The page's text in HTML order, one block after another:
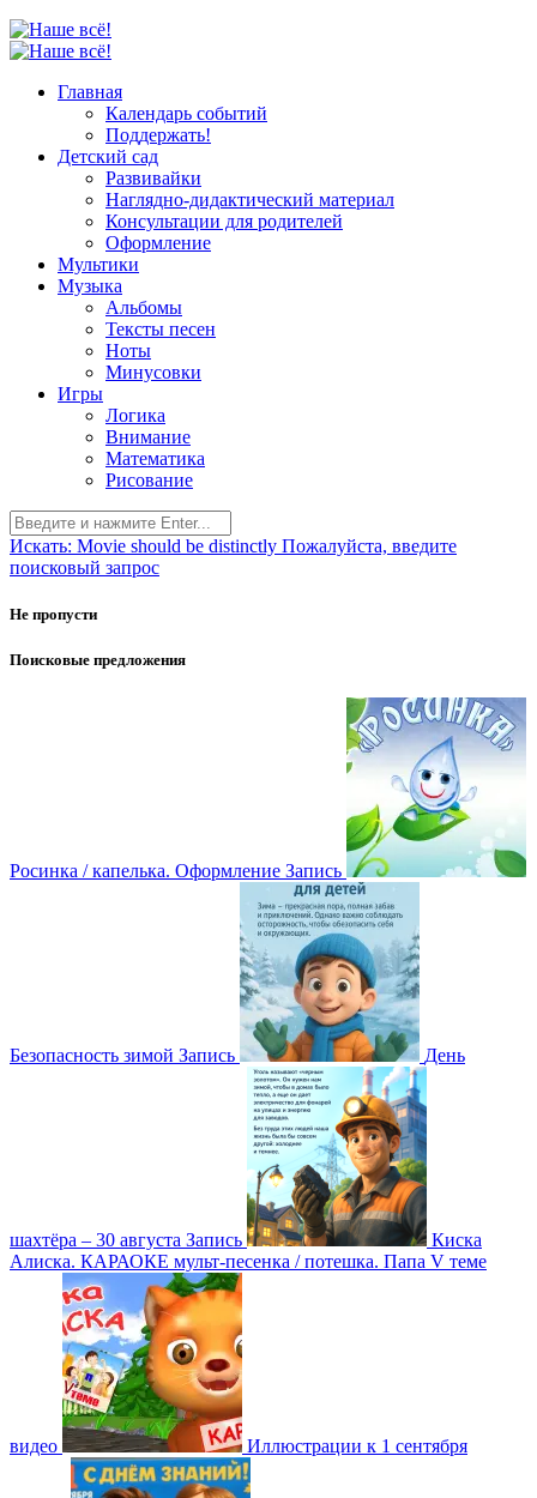
Главная
Календарь событий
Поддержать!
Детский сад
Развивайки
Наглядно-дидактический материал
Консультации для родителей
Оформление
Мультики
Музыка
Альбомы
Тексты песен
Ноты
Минусовки
Игры
Логика
Внимание
Математика
Рисование
Искать: Movie should be distinctly Пожалуйста, введите
поисковый запрос
Не пропусти
Поисковые предложения
Росинка / капелька. Оформление Запись
Безопасность зимой Запись День
шахтёра – 30 августа Запись
Киска
Алиска. КАРАОКЕ мульт-песенка / потешка. Папа V теме
видео Иллюстрации к 1 сентября